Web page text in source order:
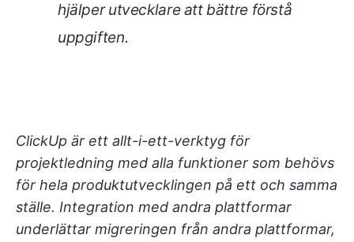
hjälper utvecklare att bättre förstå
uppgiften.
ClickUp är ett allt-i-ett-verktyg för
projektledning med alla funktioner som behövs
för hela produktutvecklingen på ett och samma
ställe. Integration med andra plattformar
underlättar migreringen från andra plattformar,